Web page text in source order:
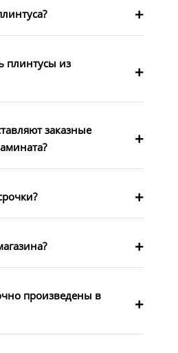
плинтусы из
заказные
произведены в